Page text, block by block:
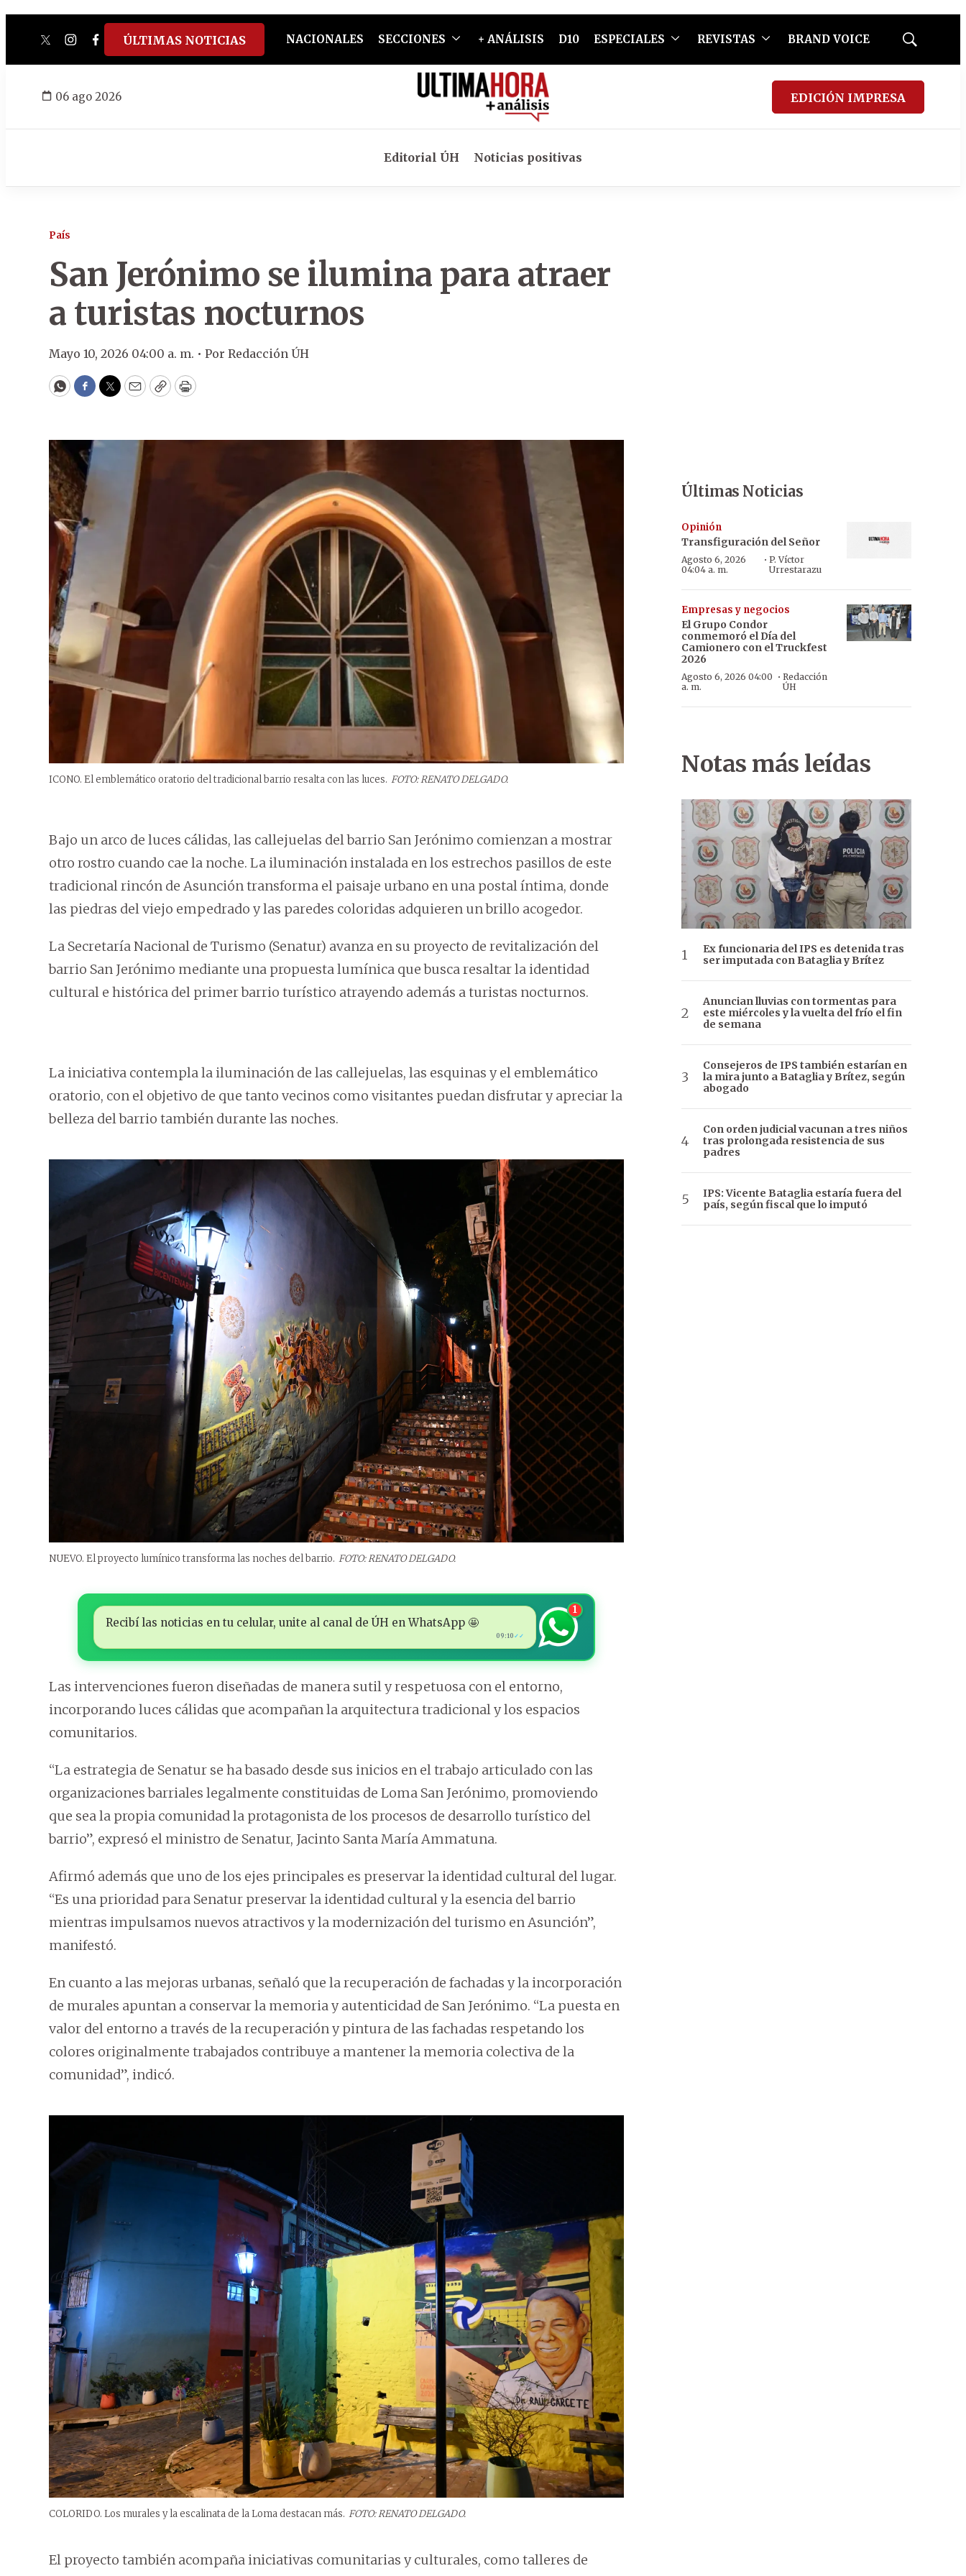
twitterinstagram
facebook
tiktokyoutube
spotify
ÚLTIMAS NOTICIAS NACIONALES SECCIONES + ANÁLISIS D10 ESPECIALES REVISTAS BRAND VOICE
Mostrar
06 ago 2026 EDICIÓN IMPRESA
Editorial ÚH Noticias positivas
País
San Jerónimo se ilumina para atraer
a turistas nocturnos
Mayo 10, 2026 04:00 a. m. • Por Redacción ÚH
WhatsApp
Facebook
Twitter
EmailCopyPrint
ICONO. El emblemático oratorio del tradicional barrio resalta con las luces. FOTO: RENATO DELGADO.
Bajo un arco de luces cálidas, las callejuelas del barrio San Jerónimo comienzan a mostrar
otro rostro cuando cae la noche. La iluminación instalada en los estrechos pasillos de este
tradicional rincón de Asunción transforma el paisaje urbano en una postal íntima, donde
las piedras del viejo empedrado y las paredes coloridas adquieren un brillo acogedor.
La Secretaría Nacional de Turismo (Senatur) avanza en su proyecto de revitalización del
barrio San Jerónimo mediante una propuesta lumínica que busca resaltar la identidad
cultural e histórica del primer barrio turístico atrayendo además a turistas nocturnos.
La iniciativa contempla la iluminación de las callejuelas, las esquinas y el emblemático
oratorio, con el objetivo de que tanto vecinos como visitantes puedan disfrutar y apreciar la
belleza del barrio también durante las noches.
NUEVO. El proyecto lumínico transforma las noches del barrio. FOTO: RENATO DELGADO.
Recibí las noticias en tu celular, unite al canal de ÚH en WhatsApp 🤩
09:10 ✓✓
1
Las intervenciones fueron diseñadas de manera sutil y respetuosa con el entorno,
incorporando luces cálidas que acompañan la arquitectura tradicional y los espacios
comunitarios.
“La estrategia de Senatur se ha basado desde sus inicios en el trabajo articulado con las
organizaciones barriales legalmente constituidas de Loma San Jerónimo, promoviendo
que sea la propia comunidad la protagonista de los procesos de desarrollo turístico del
barrio”, expresó el ministro de Senatur, Jacinto Santa María Ammatuna.
Afirmó además que uno de los ejes principales es preservar la identidad cultural del lugar.
“Es una prioridad para Senatur preservar la identidad cultural y la esencia del barrio
mientras impulsamos nuevos atractivos y la modernización del turismo en Asunción”,
manifestó.
En cuanto a las mejoras urbanas, señaló que la recuperación de fachadas y la incorporación
de murales apuntan a conservar la memoria y autenticidad de San Jerónimo. “La puesta en
valor del entorno a través de la recuperación y pintura de las fachadas respetando los
colores originalmente trabajados contribuye a mantener la memoria colectiva de la
comunidad”, indicó.
COLORIDO. Los murales y la escalinata de la Loma destacan más. FOTO: RENATO DELGADO.
El proyecto también acompaña iniciativas comunitarias y culturales, como talleres de
Últimas Noticias
Opinión
Transfiguración del Señor
Agosto 6, 2026
04:04 a. m.
· P. Víctor
Urrestarazu
Empresas y negocios
El Grupo Condor
conmemoró el Día del
Camionero con el Truckfest
2026
Agosto 6, 2026 04:00
a. m.
· Redacción
ÚH
Notas más leídas
Ex funcionaria del IPS es detenida tras
ser imputada con Bataglia y Brítez
Anuncian lluvias con tormentas para
este miércoles y la vuelta del frío el fin
de semana
Consejeros de IPS también estarían en
la mira junto a Bataglia y Brítez, según
abogado
Con orden judicial vacunan a tres niños
tras prolongada resistencia de sus
padres
IPS: Vicente Bataglia estaría fuera del
país, según fiscal que lo imputó